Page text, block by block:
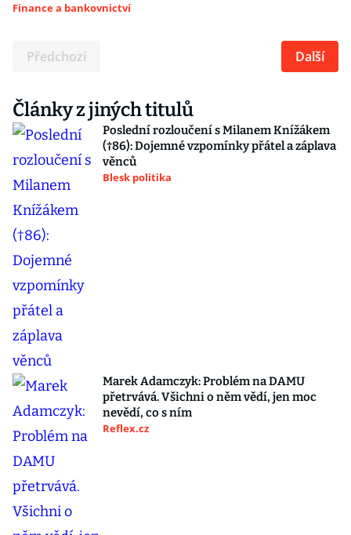
Finance a bankovnictví
Předchozí Další
Články z jiných titulů
Poslední rozloučení s Milanem Knížákem
(†86): Dojemné vzpomínky přátel a záplava
věnců
Blesk politika
Marek Adamczyk: Problém na DAMU
přetrvává. Všichni o něm vědí, jen moc
nevědí, co s ním
Reflex.cz